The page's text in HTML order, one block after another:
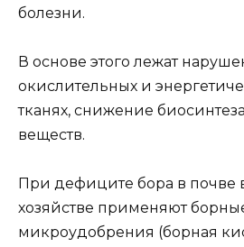
болезни.
В основе этого лежат
окислительных и
тканях, снижение
веществ.
При дефиците бора в почве
хозяйстве применяют
микроудобрения (борная